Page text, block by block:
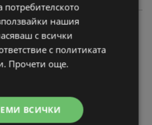
нашия
с всички
с политиката
Прочети още.
ВСИЧКИ